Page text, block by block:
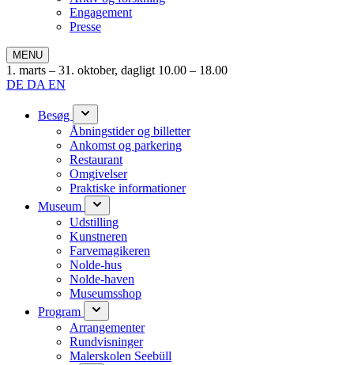
Engagement
Presse
MENU
1. marts – 31. oktober, dagligt 10.00 – 18.00
DE DA EN
Besøg
Åbningstider og billetter
Ankomst og parkering
Restaurant
Omgivelser
Praktiske informationer
Museum
Udstilling
Kunstneren
Farvemagikeren
Nolde-hus
Nolde-haven
Museumsshop
Program
Arrangementer
Rundvisninger
Malerskolen Seebüll